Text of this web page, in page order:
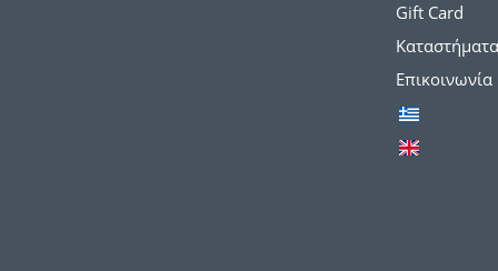
Gift Card
Καταστήματα
Επικοινωνία